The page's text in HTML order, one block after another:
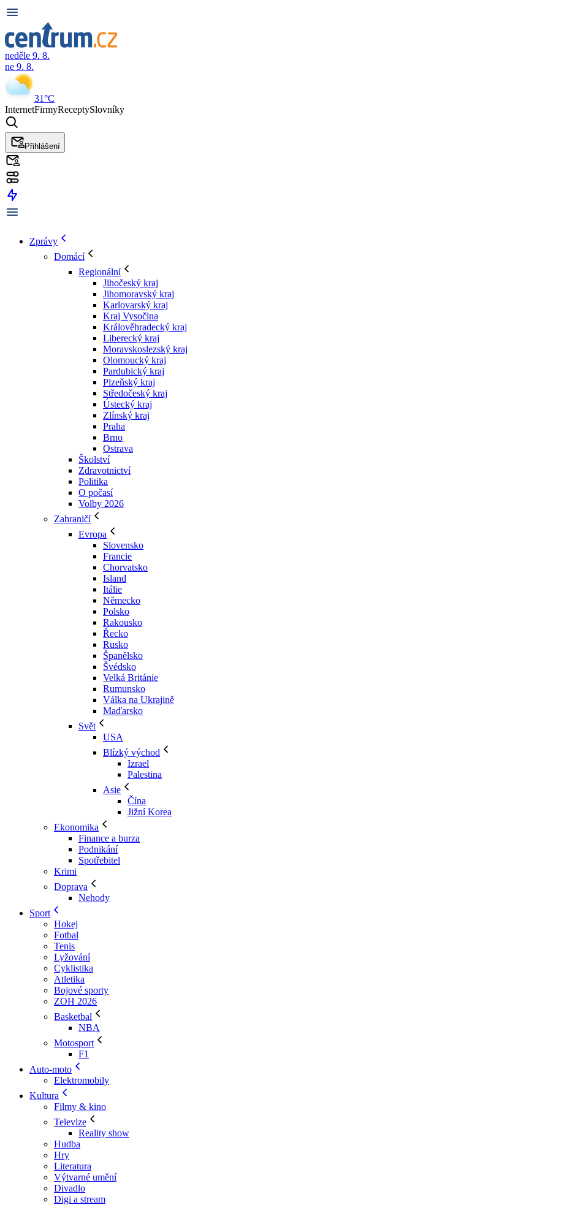
neděle 9. 8.
ne 9. 8.
31°C
InternetFirmyReceptySlovníky
Přihlášení
Zprávy
Domácí
Regionální
Jihočeský kraj
Jihomoravský kraj
Karlovarský kraj
Kraj Vysočina
Králověhradecký kraj
Liberecký kraj
Moravskoslezský kraj
Olomoucký kraj
Pardubický kraj
Plzeňský kraj
Středočeský kraj
Ústecký kraj
Zlínský kraj
Praha
Brno
Ostrava
Školství
Zdravotnictví
Politika
O počasí
Volby 2026
Zahraničí
Evropa
Slovensko
Francie
Chorvatsko
Island
Itálie
Německo
Polsko
Rakousko
Řecko
Rusko
Španělsko
Švédsko
Velká Británie
Rumunsko
Válka na Ukrajině
Maďarsko
Svět
USA
Blízký východ
Izrael
Palestina
Asie
Čína
Jižní Korea
Ekonomika
Finance a burza
Podnikání
Spotřebitel
Krimi
Doprava
Nehody
Sport
Hokej
Fotbal
Tenis
Lyžování
Cyklistika
Atletika
Bojové sporty
ZOH 2026
Basketbal
NBA
Motosport
F1
Auto-moto
Elektromobily
Kultura
Filmy & kino
Televize
Reality show
Hudba
Hry
Literatura
Výtvarné umění
Divadlo
Digi a stream